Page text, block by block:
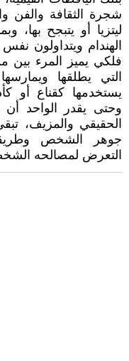
شجرة الثقافة والفن
ليتزيا أو يتبجح بها،
الهندام ويتداولون
فلكي يميز المرء بين
التي يطلقها
يستخدمها كقناع أو
وحتى يقدر الواحد أن
الحقيقي والمزيف،
جوهر الشخص
التعرض لمصالحه